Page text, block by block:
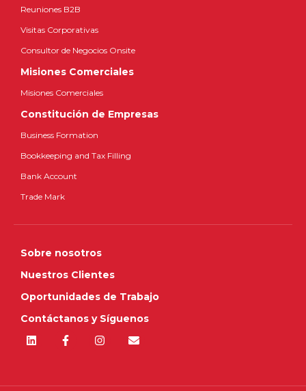
Reuniones B2B
Visitas Corporativas
Consultor de Negocios Onsite
Misiones Comerciales
Misiones Comerciales
Constitución de Empresas
Business Formation
Bookkeeping and Tax Filling
Bank Account
Trade Mark
Sobre nosotros
Nuestros Clientes
Oportunidades de Trabajo
Contáctanos y Síguenos